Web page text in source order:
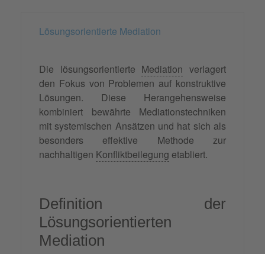
Lösungsorientierte Mediation
Die lösungsorientierte Mediation verlagert
den Fokus von Problemen auf konstruktive
Lösungen. Diese Herangehensweise
kombiniert bewährte Mediationstechniken
mit systemischen Ansätzen und hat sich als
besonders effektive Methode zur
nachhaltigen Konfliktbeilegung etabliert.
Definition der
Lösungsorientierten
Mediation